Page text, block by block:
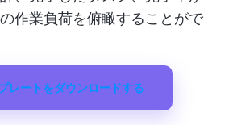
作業負荷を俯瞰することがで
レートをダウンロードする